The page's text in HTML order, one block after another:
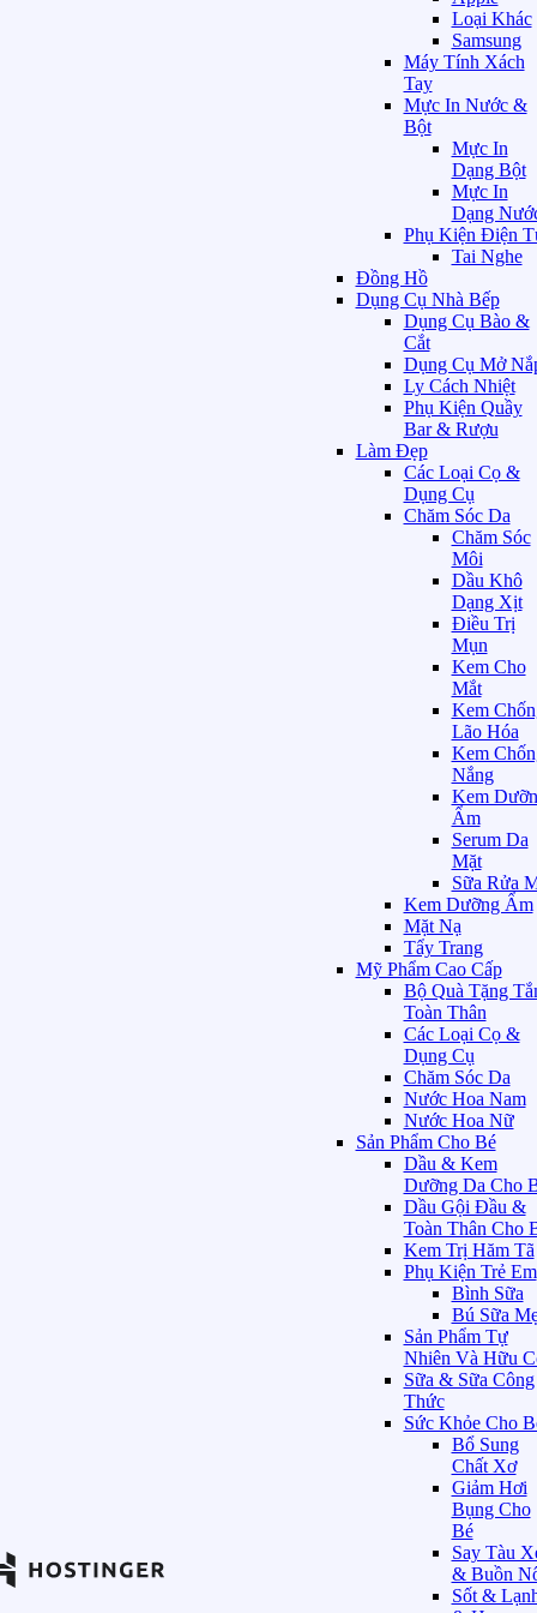
Loại Khác
Samsung
Máy Tính Xách
Tay
Mực In Nước &
Bột
Mực In
Dạng Bột
Mực In
Dạng
Phụ Kiện Điện
Tai Nghe
Đồng Hồ
Dụng Cụ Nhà Bếp
Dụng Cụ Bào &
Cắt
Dụng Cụ Mở
Ly Cách Nhiệt
Phụ Kiện Quầy
Bar & Rượu
Làm Đẹp
Các Loại Cọ &
Dụng Cụ
Chăm Sóc Da
Chăm Sóc
Môi
Dầu Khô
Dạng Xịt
Điều Trị
Mụn
Kem Cho
Mắt
Kem
Lão Hóa
Kem
Nắng
Kem
Ẩm
Serum Da
Mặt
Sữa Rửa
Kem Dưỡng Ẩm
Mặt Nạ
Tẩy Trang
Mỹ Phẩm Cao Cấp
Bộ Quà Tặng
Toàn Thân
Các Loại Cọ &
Dụng Cụ
Chăm Sóc Da
Nước Hoa Nam
Nước Hoa Nữ
Sản Phẩm Cho Bé
Dầu & Kem
Dưỡng Da Cho
Dầu Gội Đầu &
Toàn Thân Cho
Kem Trị Hăm Tã
Phụ Kiện Trẻ Em
Bình Sữa
Bú Sữa
Sản Phẩm Tự
Nhiên Và Hữu
Sữa & Sữa Công
Thức
Sức Khỏe Cho
Bổ Sung
Chất Xơ
Giảm Hơi
Bụng Cho
Bé
Say Tàu
& Buồn
Sốt &